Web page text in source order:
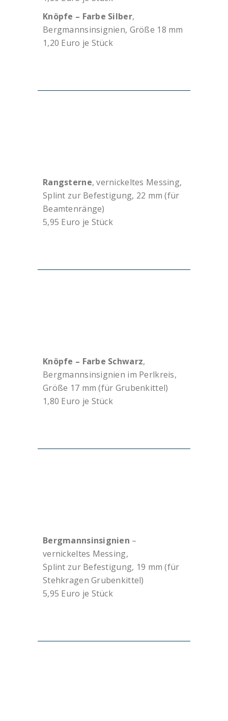
Knöpfe – Farbe Silber,
Bergmannsinsignien, Größe 18 mm
1,20 Euro je Stück
Rangsterne, vernickeltes Messing,
Splint zur Befestigung, 22 mm (für
Beamtenränge)
5,95 Euro je Stück
Knöpfe – Farbe Schwarz,
Bergmannsinsignien im Perlkreis,
Größe 17 mm (für Grubenkittel)
1,80 Euro je Stück
Bergmannsinsignien –
vernickeltes Messing,
Splint zur Befestigung, 19 mm (für
Stehkragen Grubenkittel)
5,95 Euro je Stück